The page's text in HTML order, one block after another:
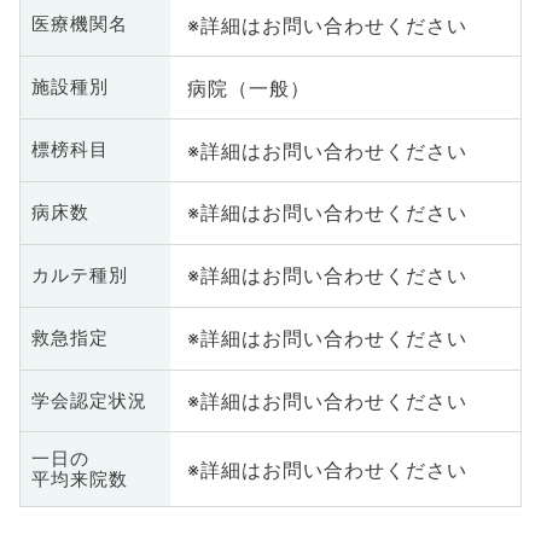
医療機関名 ※詳細はお問い合わせください
施設種別 病院（一般）
標榜科目 ※詳細はお問い合わせください
病床数 ※詳細はお問い合わせください
カルテ種別 ※詳細はお問い合わせください
救急指定 ※詳細はお問い合わせください
学会認定状況 ※詳細はお問い合わせください
一日の
平均来院数
※詳細はお問い合わせください